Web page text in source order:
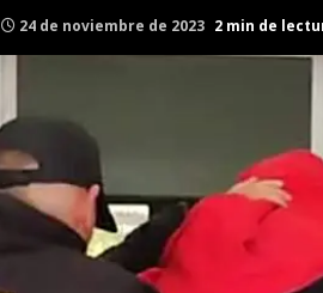
24 de noviembre de 2023 2 min de